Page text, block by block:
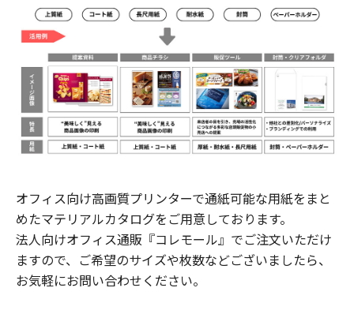
オフィス向け高画質プリンターで通紙可能な用紙をまと
めたマテリアルカタログをご用意しております。
法人向けオフィス通販『コレモール』でご注文いただけ
ますので、ご希望のサイズや枚数などございましたら、
お気軽にお問い合わせください。